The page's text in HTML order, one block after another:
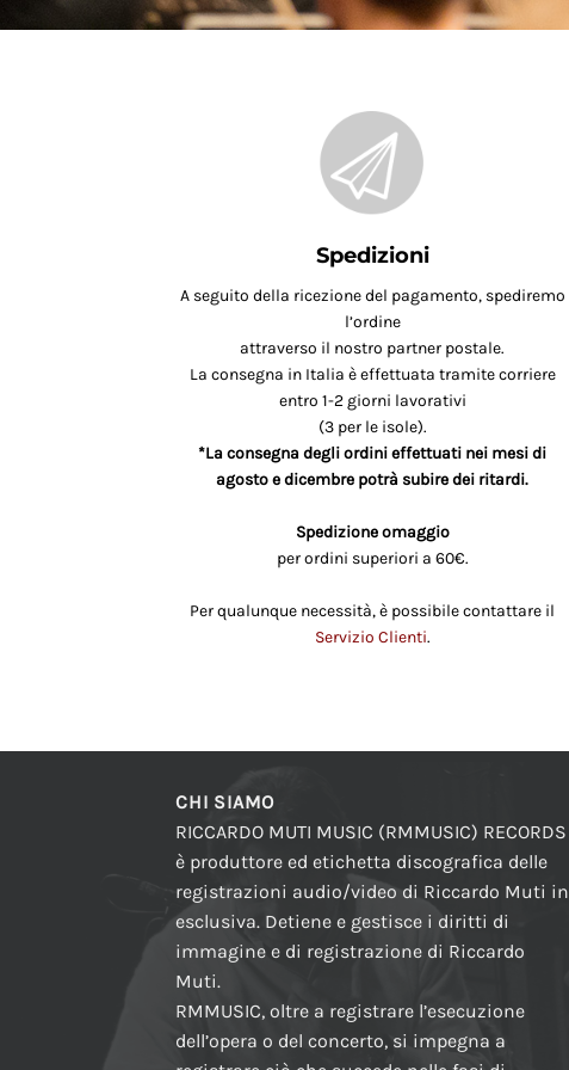
Spedizioni
A seguito della ricezione del pagamento, spediremo
l’ordine
attraverso il nostro partner postale.
La consegna in Italia è effettuata tramite corriere
entro 1-2 giorni lavorativi
(3 per le isole).
*La consegna degli ordini effettuati nei mesi di
agosto e dicembre potrà subire dei ritardi.
Spedizione omaggio
per ordini superiori a 60€.
Per qualunque necessità, è possibile contattare il
Servizio Clienti.
CHI SIAMO
RICCARDO MUTI MUSIC (RMMUSIC) RECORDS
è produttore ed etichetta discografica delle
registrazioni audio/video di Riccardo Muti in
esclusiva. Detiene e gestisce i diritti di
immagine e di registrazione di Riccardo
Muti.
RMMUSIC, oltre a registrare l’esecuzione
dell’opera o del concerto, si impegna a